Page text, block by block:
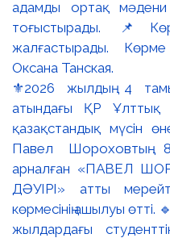
⚜️2026 жылдың 4
атындағы ҚР Ұлттық
қазақстандық мүсін
Павел Шороховтың
арналған «ПАВЕЛ
ДӘУІРІ» атты
көрмесінің ашылуы өтті.
жылдардағы